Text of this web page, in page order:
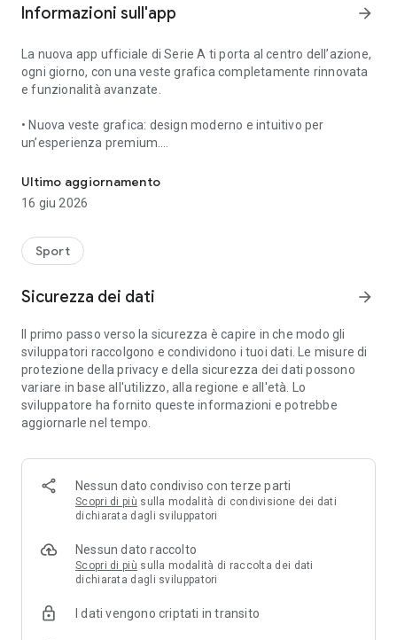
Informazioni sull'app arrow_forward
La nuova app ufficiale di Serie A ti porta al centro dell’azione,
ogni giorno, con una veste grafica completamente rinnovata
e funzionalità avanzate.
• Nuova veste grafica: design moderno e intuitivo per
un’esperienza premium.
disponibili.
• Esperienza personalizzata: scegli la tua squadra del cuore e
crea un ambiente su misura.
pensate per i tifosi.
• Area Moments: tutti i migliori video della Serie A, sempre
• Highlights e Stories: rivivi le azioni più emozionanti e scopri il
• Guess Game – Player of the Match: metti alla prova le tue
previsioni.
• Match hub: informazioni di gara chiare e complete,
ottimizzate per i nuovi dispositivi.
Progettata per offrirti un’esperienza moderna, coinvolgente
vivere la Serie A con contenuti ufficiali e sempre aggiornati.
Ultimo aggiornamento
16 giu 2026
Sport
Sicurezza dei dati arrow_forward
Il primo passo verso la sicurezza è capire in che modo gli
sviluppatori raccolgono e condividono i tuoi dati. Le misure di
protezione della privacy e della sicurezza dei dati possono
variare in base all'utilizzo, alla regione e all'età. Lo
sviluppatore ha fornito queste informazioni e potrebbe
aggiornarle nel tempo.
Nessun dato condiviso con terze parti
Scopri di più sulla modalità di condivisione dei dati
dichiarata dagli sviluppatori
Nessun dato raccolto
Scopri di più sulla modalità di raccolta dei dati
dichiarata dagli sviluppatori
I dati vengono criptati in transito